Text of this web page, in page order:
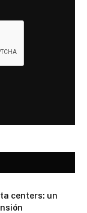
centers: un